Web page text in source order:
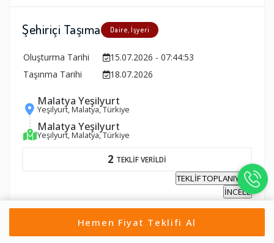
Şehiriçi Taşıma Daire, İşyeri
Oluşturma Tarihi
15.07.2026 - 07:44:53
Taşınma Tarihi
18.07.2026
Malatya Yeşilyurt
Yeşilyurt, Malatya, Türkiye
Malatya Yeşilyurt
Yeşilyurt, Malatya, Türkiye
2 TEKLİF VERİLDİ
TEKLİF TOPLANIYOR
İNCELE
Şehirler Arası Taşıma Daire, İşyeri
Hemen Fiyat Teklifi Al